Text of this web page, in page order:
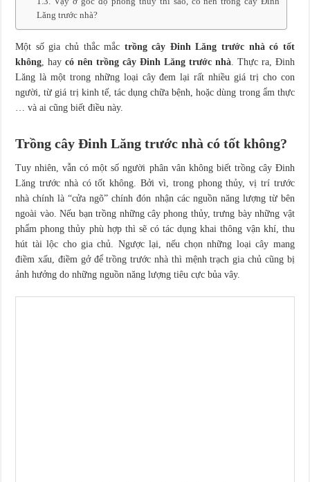
Lăng trước nhà?
Một số gia chủ thắc mắc trồng cây Đinh Lăng trước nhà có tốt
không, haycó nên trồng cây Đinh Lăng trước nhà. Thực ra, Đinh
Lăng là một trong những loại cây đem lại rất nhiều giá trị cho con
người, từ giá trị kinh tế, tác dụng chữa bệnh, hoặc dùng trong ẩm thực
… và ai cũng biết điều này.
Trồng cây Đinh Lăng trước nhà có tốt không?
Tuy nhiên, vẫn có một số người phân vân không biết trồng cây Đinh
Lăng trước nhà có tốt không. Bởi vì, trong phong thủy, vị trí trước
nhà chính là “cửa ngõ” chính đón nhận các nguồn năng lượng từ bên
ngoài vào. Nếu bạn trồng những cây phong thủy, trưng bày những vật
phẩm phong thủy phù hợp thì sẽ có tác dụng khai thông vận khí, thu
hút tài lộc cho gia chủ. Ngược lại, nếu chọn những loại cây mang
điềm xấu, điềm gở để trồng trước nhà thì mệnh trạch gia chủ cũng bị
ảnh hưởng do những nguồn năng lượng tiêu cực bủa vây.